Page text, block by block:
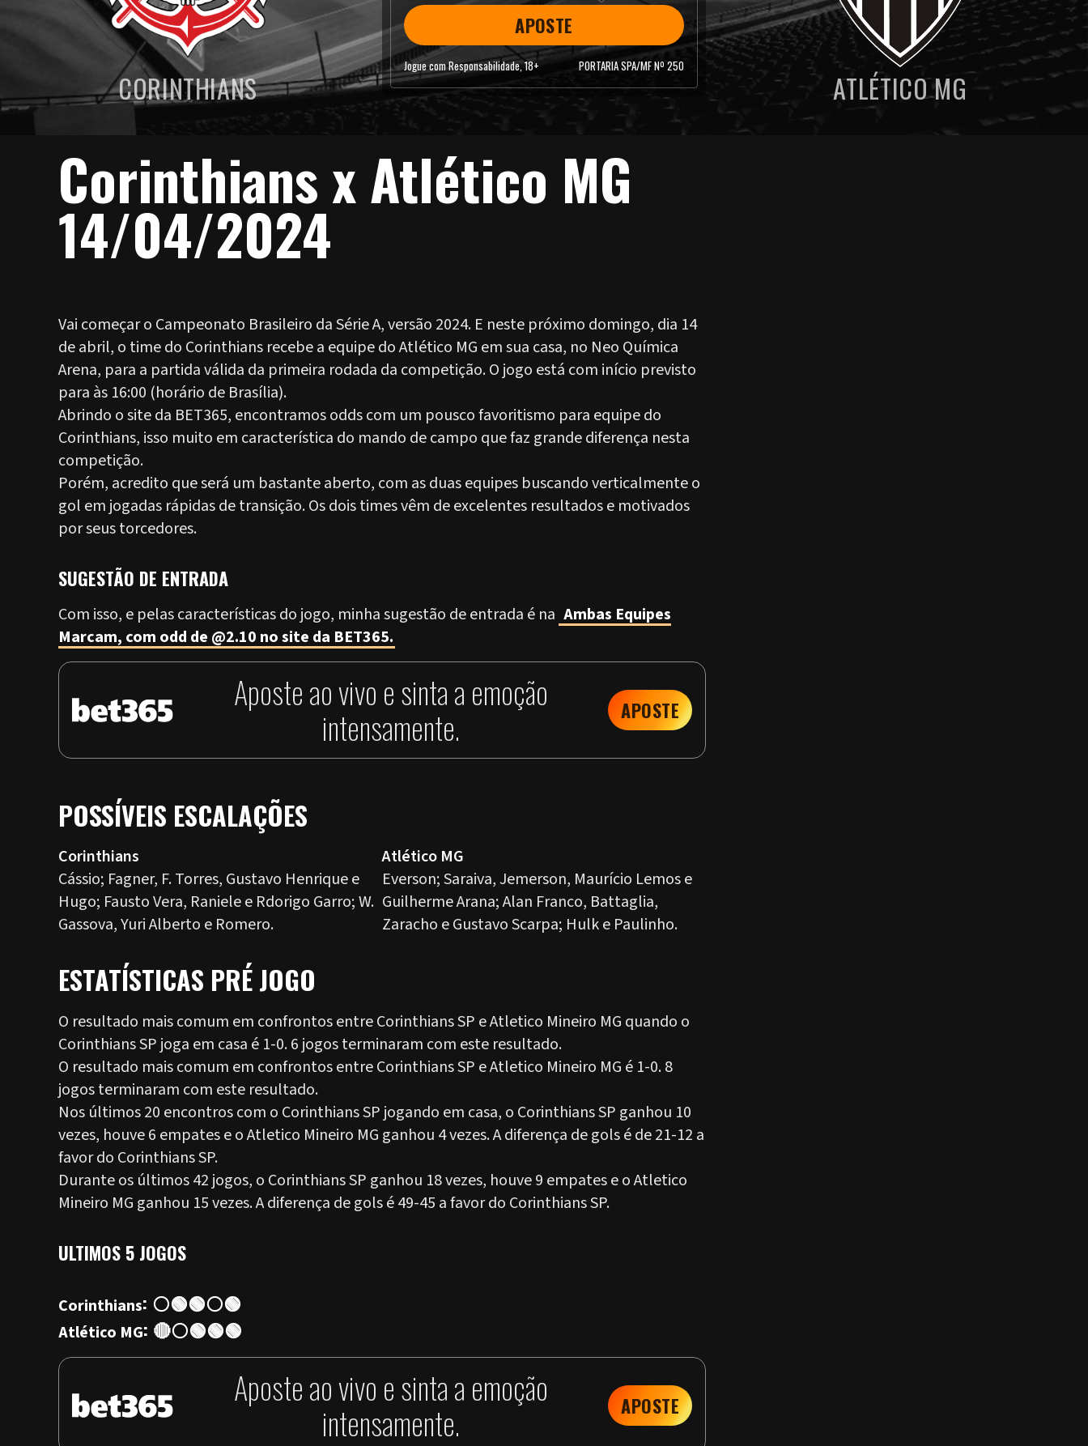
CORINTHIANS
APOSTE
Jogue com Responsabilidade, 18+ PORTARIA SPA/MF Nº 250
ATLÉTICO MG
Corinthians x Atlético MG
14/04/2024
Vai começar o Campeonato Brasileiro da Série A, versão 2024. E neste próximo domingo, dia 14
de abril, o time do Corinthians recebe a equipe do Atlético MG em sua casa, no Neo Química
Arena, para a partida válida da primeira rodada da competição. O jogo está com início previsto
para às 16:00 (horário de Brasília).
Abrindo o site da BET365, encontramos odds com um pousco favoritismo para equipe do
Corinthians, isso muito em característica do mando de campo que faz grande diferença nesta
competição.
Porém, acredito que será um bastante aberto, com as duas equipes buscando verticalmente o
gol em jogadas rápidas de transição. Os dois times vêm de excelentes resultados e motivados
por seus torcedores.
SUGESTÃO DE ENTRADA
Com isso, e pelas características do jogo, minha sugestão de entrada é na Ambas Equipes
Marcam, com odd de @2.10 no site da BET365.
Aposte ao vivo e sinta a emoção
intensamente.
APOSTE
POSSÍVEIS ESCALAÇÕES
Corinthians
Cássio; Fagner, F. Torres, Gustavo Henrique e
Hugo; Fausto Vera, Raniele e Rdorigo Garro; W.
Gassova, Yuri Alberto e Romero.
Atlético MG
Everson; Saraiva, Jemerson, Maurício Lemos e
Guilherme Arana; Alan Franco, Battaglia,
Zaracho e Gustavo Scarpa; Hulk e Paulinho.
ESTATÍSTICAS PRÉ JOGO
O resultado mais comum em confrontos entre Corinthians SP e Atletico Mineiro MG quando o
Corinthians SP joga em casa é 1-0. 6 jogos terminaram com este resultado.
O resultado mais comum em confrontos entre Corinthians SP e Atletico Mineiro MG é 1-0. 8
jogos terminaram com este resultado.
Nos últimos 20 encontros com o Corinthians SP jogando em casa, o Corinthians SP ganhou 10
vezes, houve 6 empates e o Atletico Mineiro MG ganhou 4 vezes. A diferença de gols é de 21-12 a
favor do Corinthians SP.
Durante os últimos 42 jogos, o Corinthians SP ganhou 18 vezes, houve 9 empates e o Atletico
Mineiro MG ganhou 15 vezes. A diferença de gols é 49-45 a favor do Corinthians SP.
ULTIMOS 5 JOGOS
Corinthians: ⚪🟢🟢⚪🟢
Atlético MG: 🔴⚪🟢🟢🟢
Aposte ao vivo e sinta a emoção
intensamente.
APOSTE